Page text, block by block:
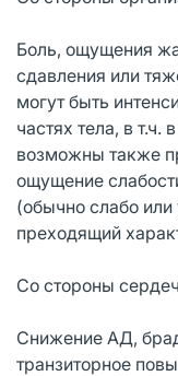
Боль, ощущения
сдавления или
могут быть
частях тела, в т.ч.
возможны также
ощущение
(обычно слабо
преходящий
Со стороны
Снижение АД,
транзиторное